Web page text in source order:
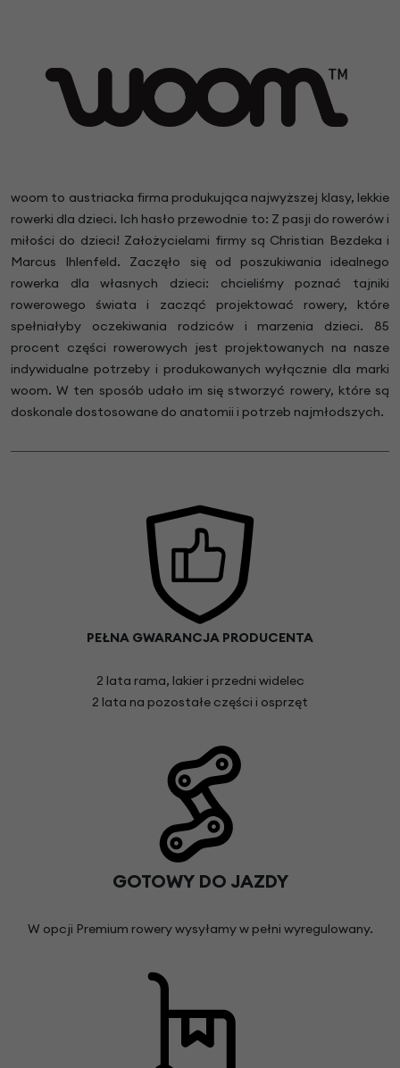
woom to austriacka firma produkująca najwyższej klasy, lekkie
rowerki dla dzieci. Ich hasło przewodnie to: Z pasji do rowerów i
miłości do dzieci! Założycielami firmy są Christian Bezdeka i
Marcus Ihlenfeld. Zaczęło się od poszukiwania idealnego
rowerka dla własnych dzieci: chcieliśmy poznać tajniki
rowerowego świata i zacząć projektować rowery, które
spełniałyby oczekiwania rodziców i marzenia dzieci. 85
procent części rowerowych jest projektowanych na nasze
indywidualne potrzeby i produkowanych wyłącznie dla marki
woom. W ten sposób udało im się stworzyć rowery, które są
doskonale dostosowane do anatomii i potrzeb najmłodszych.
PEŁNA GWARANCJA PRODUCENTA
2 lata rama, lakier i przedni widelec
2 lata na pozostałe części i osprzęt
GOTOWY DO JAZDY
W opcji Premium rowery wysyłamy w pełni wyregulowany.